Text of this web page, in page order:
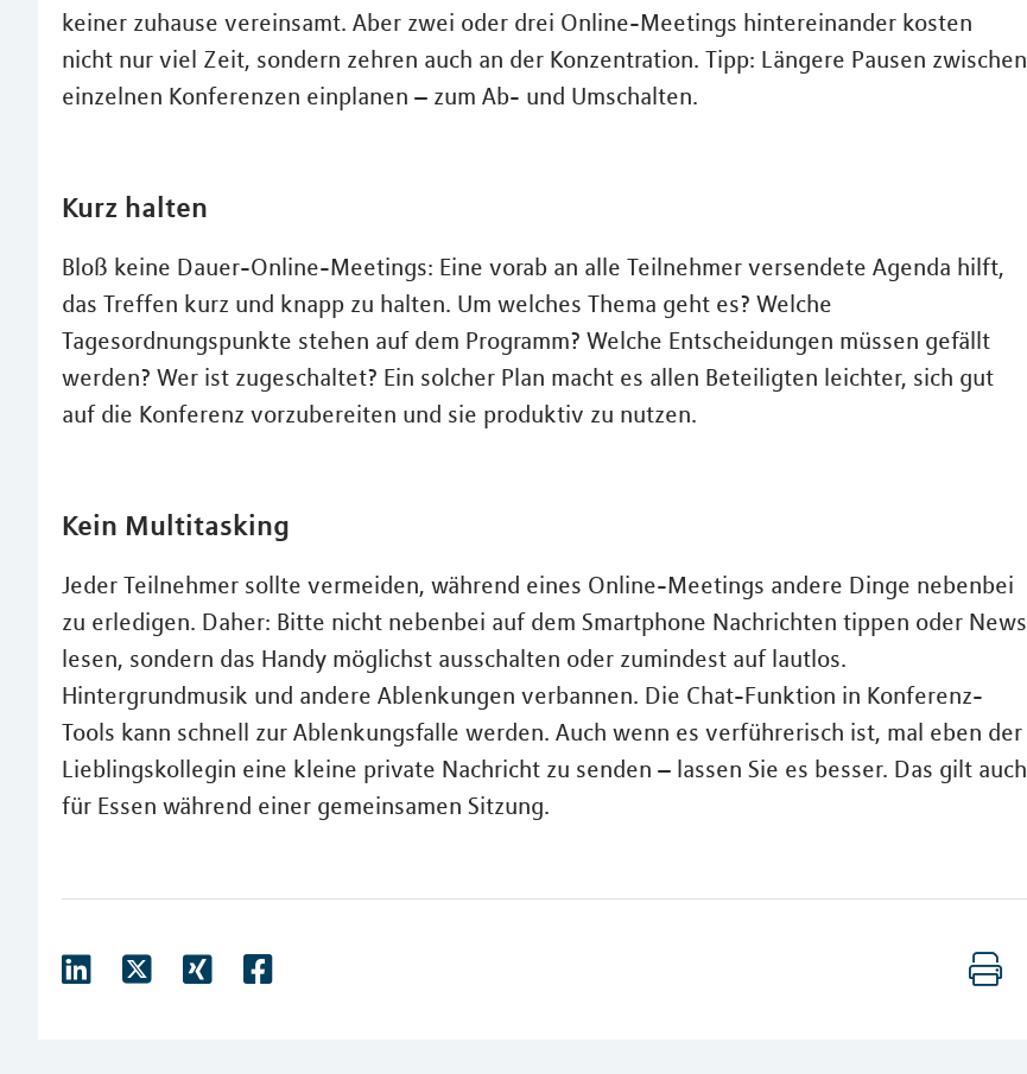
keiner zuhause vereinsamt. Aber zwei oder drei Online-Meetings hintereinander kosten
nicht nur viel Zeit, sondern zehren auch an der Konzentration. Tipp: Längere Pausen zwischen
einzelnen Konferenzen einplanen – zum Ab- und Umschalten.
Kurz halten
Bloß keine Dauer-Online-Meetings: Eine vorab an alle Teilnehmer versendete Agenda hilft,
das Treffen kurz und knapp zu halten. Um welches Thema geht es? Welche
Tagesordnungspunkte stehen auf dem Programm? Welche Entscheidungen müssen gefällt
werden? Wer ist zugeschaltet? Ein solcher Plan macht es allen Beteiligten leichter, sich gut
auf die Konferenz vorzubereiten und sie produktiv zu nutzen.
Kein Multitasking
Jeder Teilnehmer sollte vermeiden, während eines Online-Meetings andere Dinge nebenbei
zu erledigen. Daher: Bitte nicht nebenbei auf dem Smartphone Nachrichten tippen oder News
lesen, sondern das Handy möglichst ausschalten oder zumindest auf lautlos.
Hintergrundmusik und andere Ablenkungen verbannen. Die Chat-Funktion in Konferenz-
Tools kann schnell zur Ablenkungsfalle werden. Auch wenn es verführerisch ist, mal eben der
Lieblingskollegin eine kleine private Nachricht zu senden – lassen Sie es besser. Das gilt auch
für Essen während einer gemeinsamen Sitzung.